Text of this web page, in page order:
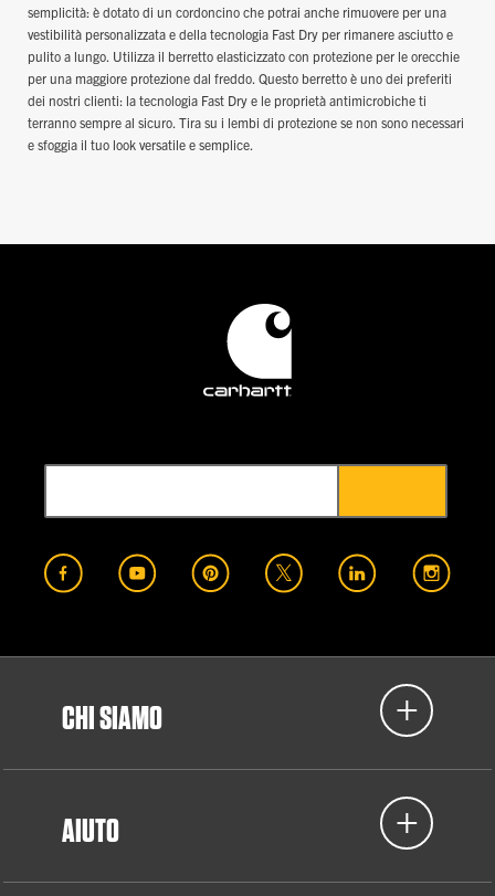
semplicità: è dotato di un cordoncino che potrai anche rimuovere per una
vestibilità personalizzata e della tecnologia Fast Dry per rimanere asciutto e
pulito a lungo. Utilizza il berretto elasticizzato con protezione per le orecchie
per una maggiore protezione dal freddo. Questo berretto è uno dei preferiti
dei nostri clienti: la tecnologia Fast Dry e le proprietà antimicrobiche ti
terranno sempre al sicuro. Tira su i lembi di protezione se non sono necessari
e sfoggia il tuo look versatile e semplice.
CHI SIAMO
AIUTO